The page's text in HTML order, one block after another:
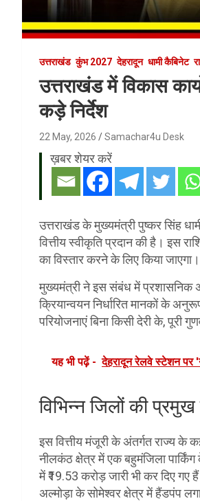
उत्तराखंड कुंभ 2027 देहरादून धामी कैबिनेट
उत्तराखंड में विकास
कड़े निर्देश
22 May, 2026 Samachar4u Desk
ख़बर शेयर करें
उत्तराखंड के मुख्यमंत्री पुष्कर सिंह
वित्तीय स्वीकृति प्रदान की है। इस
का विस्तार करने के लिए किया जाएगा।
मुख्यमंत्री ने इस संबंध में प्रशासनिक
क्रियान्वयन निर्धारित मानकों के
परियोजनाएं बिना किसी देरी के,
यह भी पढ़ें - देहरादून रेलवे स्टेशन
विभिन्न जिलों की प्रमुख
इस वित्तीय मंजूरी के अंतर्गत राज्य के
नीलकंठ क्षेत्र में एक बहुमंजिला
में ₹19.53 करोड़ जारी भी कर दिए
अल्मोड़ा के सोमेश्वर क्षेत्र में हैंडपंप